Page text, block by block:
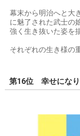
幕末から明治へと大
に魅了された武士の
強く生き抜いた姿を
それぞれの生き様の
第16位 幸せにな